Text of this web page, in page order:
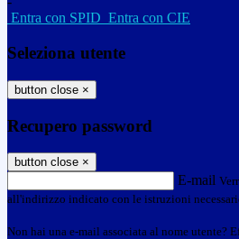
Entra con SPID Entra con CIE
Seleziona utente
button close ×
Recupero password
button close ×
E-mail
all'indirizzo indicato con le istruzioni
Non hai una e-mail associata al nome utente?